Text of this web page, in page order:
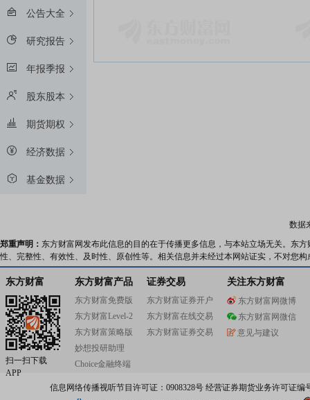
公告大全
研究报告
年报季报
股东股本
期货期权
经济数据
基金数据
数据
郑重声明： 东方财富网发布此信息的目的在于传播更多信息，与本站立场无关。东
性、完整性、有效性、及时性、原创性等。相关信息并未经过本网站证实，不对您
东方财富
扫一扫下载
APP
东方财富产品
东方财富免费版
东方财富Level-2
东方财富策略版
妙想投研助理
Choice金融终端
证券交易
东方财富证券开户
东方财富在线交易
东方财富证券交易
关注东方财富
东方财富网微博
东方财富网微信
意见与建议
信息网络传播视听节目许可证：0908328号 经营证券期货业务许可证编